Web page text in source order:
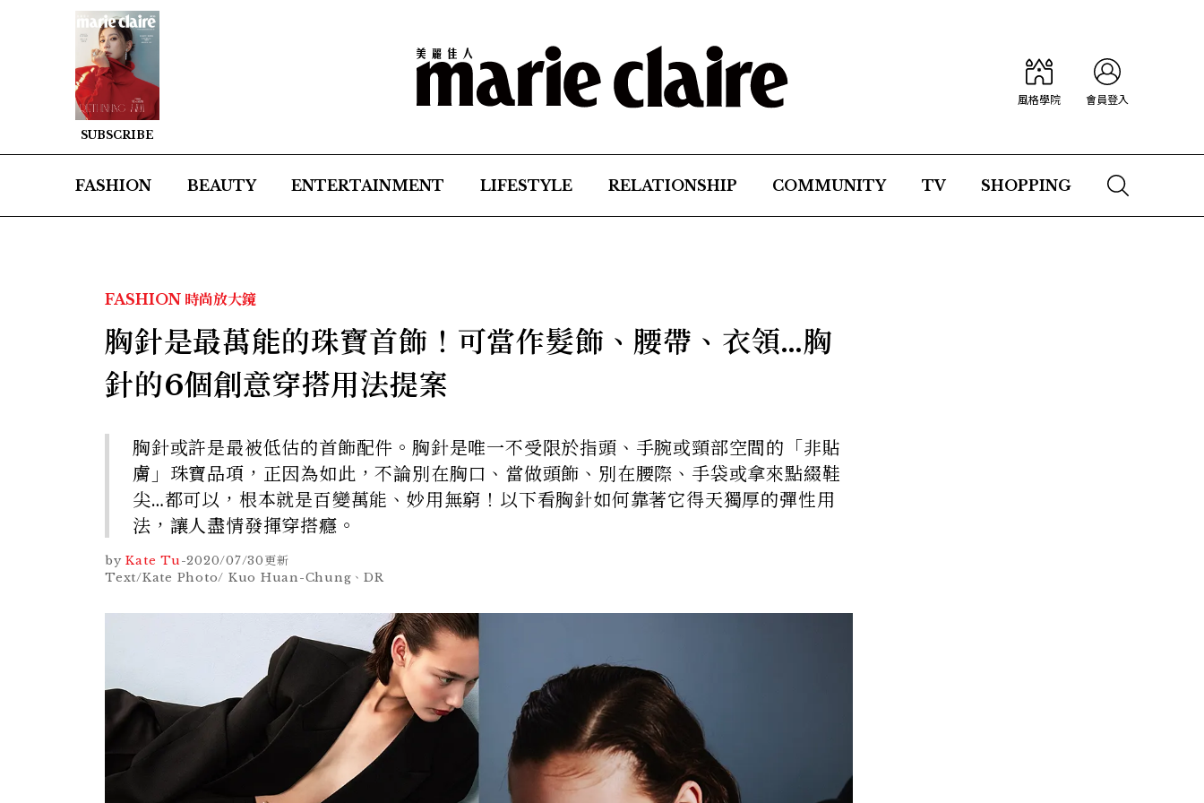
SUBSCRIBE
風格學院 會員登入
FASHION BEAUTY ENTERTAINMENT LIFESTYLE RELATIONSHIP COMMUNITY TV SHOPPING
FASHION 時尚放大鏡
胸針是最萬能的珠寶首飾！可當作髮飾、腰帶、衣領…胸
針的6個創意穿搭用法提案
胸針或許是最被低估的首飾配件。胸針是唯一不受限於指頭、手腕或頸部空間的「非貼
膚」珠寶品項，正因為如此，不論別在胸口、當做頭飾、別在腰際、手袋或拿來點綴鞋
尖…都可以，根本就是百變萬能、妙用無窮！以下看胸針如何靠著它得天獨厚的彈性用
法，讓人盡情發揮穿搭癮。
by Kate Tu-2020/07/30更新
Text/Kate Photo/ Kuo Huan-Chung、DR